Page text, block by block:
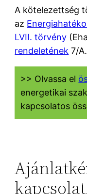
A kötelezettség
az
LVII. törvény
rendeletének 7/
>> Olvassa el
energetikai
kapcsolatos